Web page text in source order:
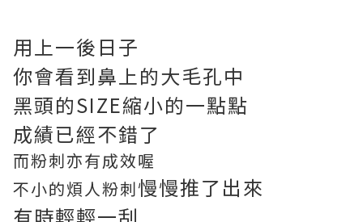
用上一後日子
你會看到鼻上的大毛孔中
黑頭的SIZE縮小的一點點
成績已經不錯了
而粉刺亦有成效喔
不小的煩人粉刺慢慢推了出來
有時輕輕一刮